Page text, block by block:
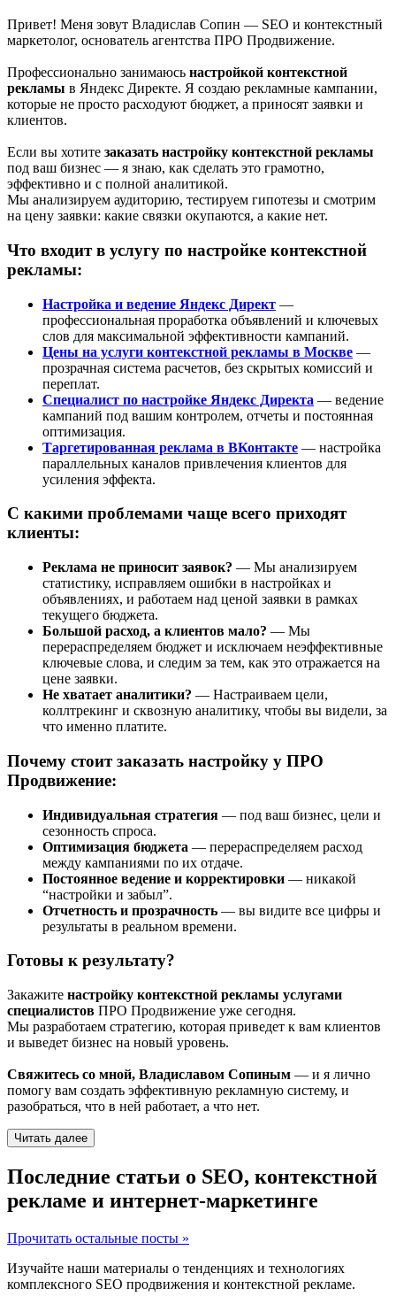
Привет! Меня зовут Владислав Сопин — SEO и контекстный
маркетолог, основатель агентства ПРО Продвижение.
Профессионально занимаюсь настройкой контекстной
рекламы в Яндекс Директе. Я создаю рекламные кампании,
которые не просто расходуют бюджет, а приносят заявки и
клиентов.
Если вы хотите заказать настройку контекстной рекламы
под ваш бизнес — я знаю, как сделать это грамотно,
эффективно и с полной аналитикой.
Мы анализируем аудиторию, тестируем гипотезы и смотрим
на цену заявки: какие связки окупаются, а какие нет.
Что входит в услугу по настройке контекстной
рекламы:
Настройка и ведение Яндекс Директ —
профессиональная проработка объявлений и ключевых
слов для максимальной эффективности кампаний.
Цены на услуги контекстной рекламы в Москве —
прозрачная система расчетов, без скрытых комиссий и
переплат.
Специалист по настройке Яндекс Директа — ведение
кампаний под вашим контролем, отчеты и постоянная
оптимизация.
Таргетированная реклама в ВКонтакте — настройка
параллельных каналов привлечения клиентов для
усиления эффекта.
С какими проблемами чаще всего приходят
клиенты:
Реклама не приносит заявок? — Мы анализируем
статистику, исправляем ошибки в настройках и
объявлениях, и работаем над ценой заявки в рамках
текущего бюджета.
Большой расход, а клиентов мало? — Мы
перераспределяем бюджет и исключаем неэффективные
ключевые слова, и следим за тем, как это отражается на
цене заявки.
Не хватает аналитики? — Настраиваем цели,
коллтрекинг и сквозную аналитику, чтобы вы видели, за
что именно платите.
Почему стоит заказать настройку у ПРО
Продвижение:
Индивидуальная стратегия — под ваш бизнес, цели и
сезонность спроса.
Оптимизация бюджета — перераспределяем расход
между кампаниями по их отдаче.
Постоянное ведение и корректировки — никакой
“настройки и забыл”.
Отчетность и прозрачность — вы видите все цифры и
результаты в реальном времени.
Готовы к результату?
Закажите настройку контекстной рекламы услугами
специалистов ПРО Продвижение уже сегодня.
Мы разработаем стратегию, которая приведет к вам клиентов
и выведет бизнес на новый уровень.
Свяжитесь со мной, Владиславом Сопиным — и я лично
помогу вам создать эффективную рекламную систему, и
разобраться, что в ней работает, а что нет.
Читать далее
Последние статьи о SEO, контекстной
рекламе и интернет-маркетинге
Прочитать остальные посты »
Изучайте наши материалы о тенденциях и технологиях
комплексного SEO продвижения и контекстной рекламе.